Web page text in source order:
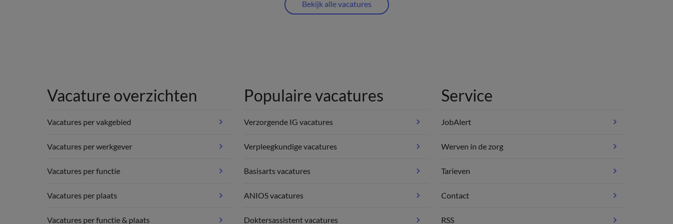
Bekijk alle vacatures
Vacature overzichten
Vacatures per vakgebied
Vacatures per werkgever
Vacatures per functie
Vacatures per plaats
Vacatures per functie & plaats
Populaire vacatures
Verzorgende IG vacatures
Verpleegkundige vacatures
Basisarts vacatures
ANIOS vacatures
Doktersassistent vacatures
Service
JobAlert
Werven in de zorg
Tarieven
Contact
RSS